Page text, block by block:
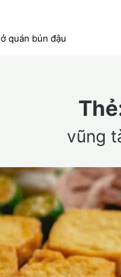
quán bún đậu
vũng